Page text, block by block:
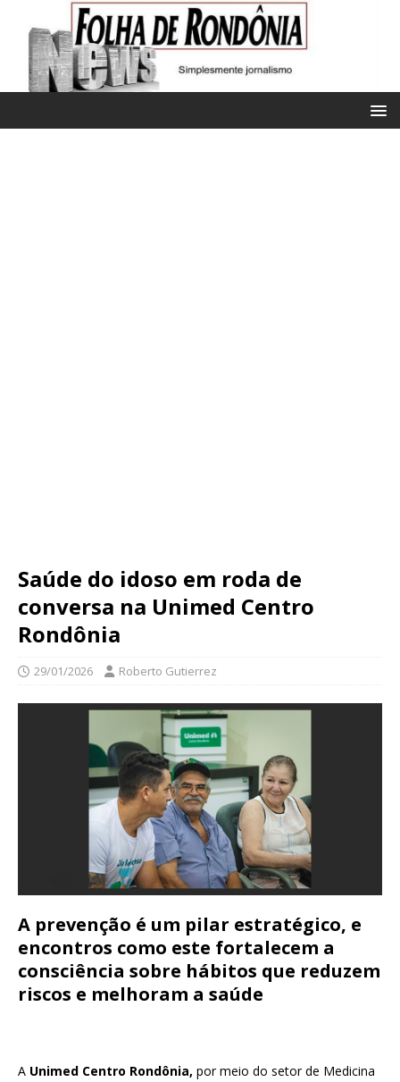
Saúde do idoso em roda de
conversa na Unimed Centro
Rondônia
29/01/2026 Roberto Gutierrez
A prevenção é um pilar estratégico, e
encontros como este fortalecem a
consciência sobre hábitos que reduzem
riscos e melhoram a saúde
A Unimed Centro Rondônia, por meio do setor de Medicina